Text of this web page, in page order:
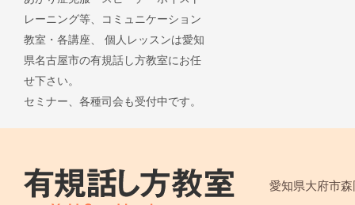
レーニング等、コミュニケーション
教室・各講座、 個人レッスンは愛知
県名古屋市の有規話し方教室にお任
せ下さい。
セミナー、各種司会も受付中です。
愛知県大府市